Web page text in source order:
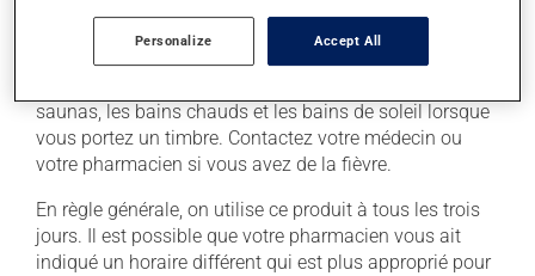
La chaleur peut augmenter l'absorption du
médicament. Évitez les sources de chaleur comme les
saunas, les bains chauds et les bains de soleil lorsque
vous portez un timbre. Contactez votre médecin ou
votre pharmacien si vous avez de la fièvre.
En règle générale, on utilise ce produit à tous les trois
jours. Il est possible que votre pharmacien vous ait
indiqué un horaire différent qui est plus approprié pour
Personalize Accept All